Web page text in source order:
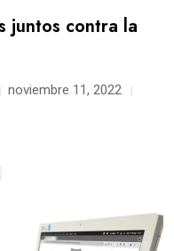
juntos contra la
noviembre 11, 2022